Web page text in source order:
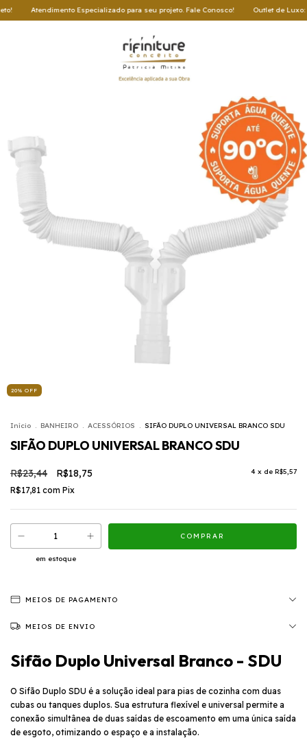
Especializado para seu projeto. Fale Conosco! Outlet de Luxo:
20% OFF
Início . BANHEIRO . ACESSÓRIOS . SIFÃO DUPLO UNIVERSAL BRANCO SDU
SIFÃO DUPLO UNIVERSAL BRANCO SDU
R$23,44 R$18,75 4 x de R$5,57
R$17,81 com Pix
em estoque
MEIOS DE PAGAMENTO
MEIOS DE ENVIO
Sifão Duplo Universal Branco - SDU
O Sifão Duplo SDU é a solução ideal para pias de cozinha com duas
cubas ou tanques duplos. Sua estrutura flexível e universal permite a
conexão simultânea de duas saídas de escoamento em uma única saída
de esgoto, otimizando o espaço e a instalação.